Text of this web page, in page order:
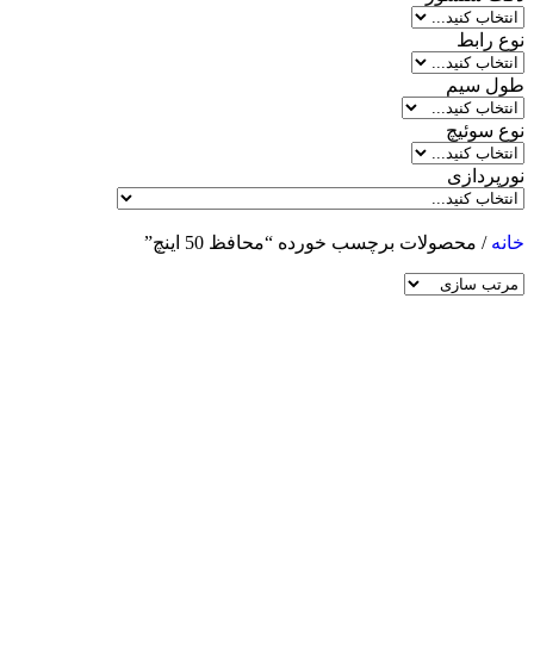
نوع رابط
طول سیم
نوع سوئیچ
نورپردازی
خانه / محصولات برچسب خورده “محافظ 50 اینچ”